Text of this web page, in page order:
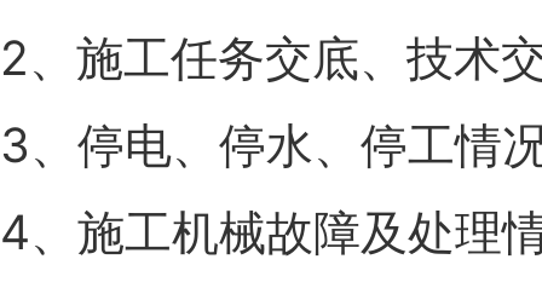
2、施工任务交底、技术
3、停电、停水、停工情
4、施工机械故障及处理